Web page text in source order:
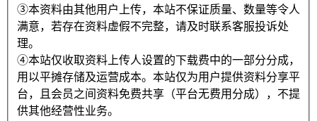
③本资料由其他用户上传，本站不保证质量、数量等令人
满意，若存在资料虚假不完整，请及时联系客服投诉处
理。
④本站仅收取资料上传人设置的下载费中的一部分分成，
用以平摊存储及运营成本。本站仅为用户提供资料分享平
台，且会员之间资料免费共享（平台无费用分成），不提
供其他经营性业务。